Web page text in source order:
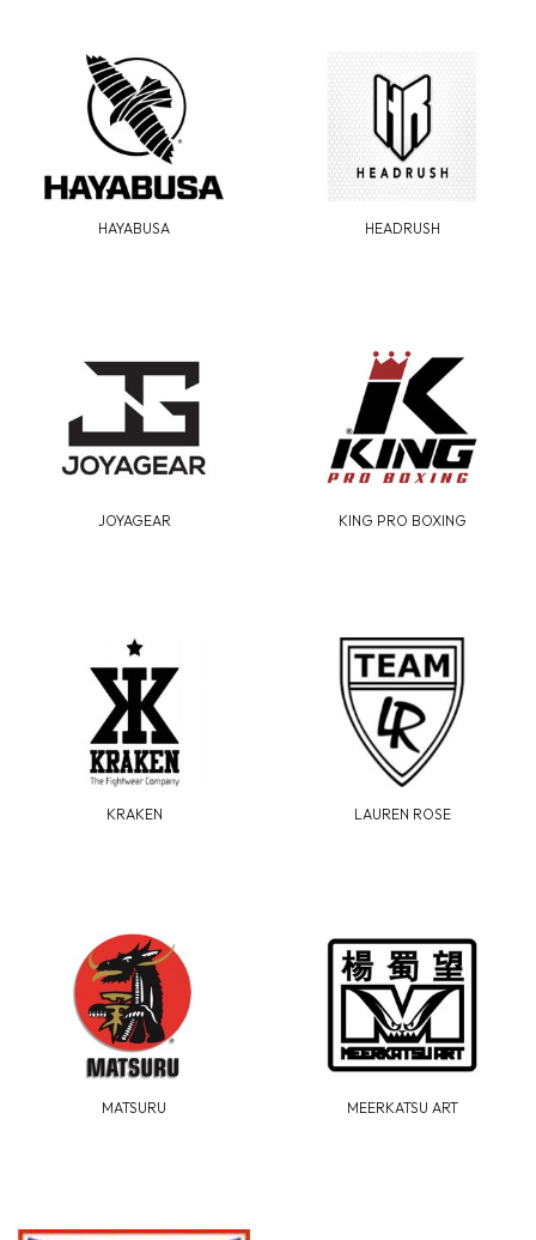
HAYABUSA HEADRUSH
JOYAGEAR KING PRO BOXING
KRAKEN LAUREN ROSE
MATSURU MEERKATSU ART